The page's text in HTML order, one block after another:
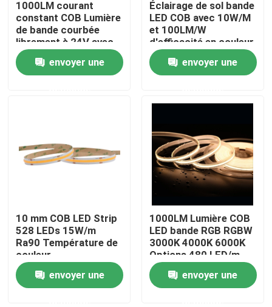
Produits
Vidéos
1000LM courant
constant COB Lumière
de bande courbée
librement à 24V avec
480 LED par mètre
envoyer une
Éclairage de sol bande
LED COB avec 10W/M
et 100LM/W
d'efficacité en couleur
blanche
envoyer une
10 mm COB LED Strip
528 LEDs 15W/m
Ra90 Température de
couleur
2700/3000/4000/5000/6500K
envoyer une
1000LM Lumière COB
LED bande RGB RGBW
3000K 4000K 6000K
Options 480 LED/m
CRI 90-95 5m
rouleauxenvoyer une